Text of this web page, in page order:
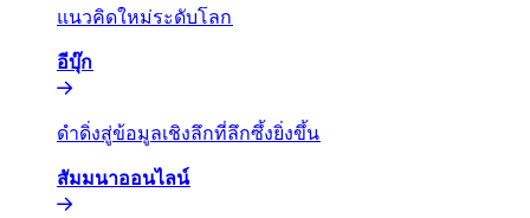
แนวคิดใหม่ระดับโลก​​
อีบุ๊ก​​
ดำดิ่งสู่ข้อมูลเชิงลึกที่ลึกซึ้งยิ่งขึ้น​​
สัมมนาออนไลน์​​